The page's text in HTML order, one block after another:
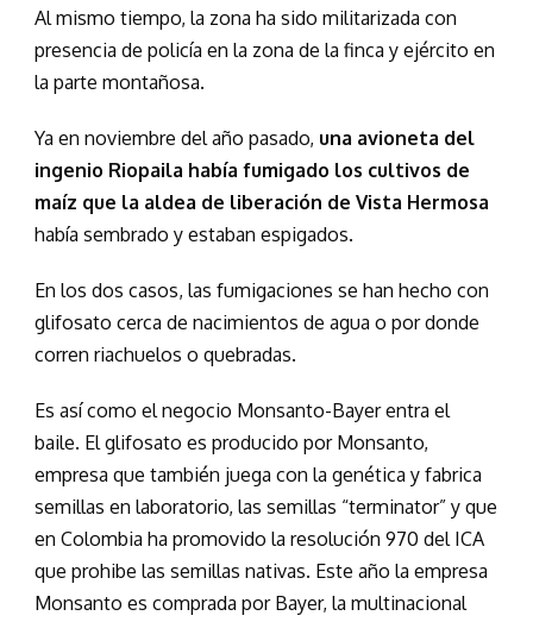
Al mismo tiempo, la zona ha sido militarizada con
presencia de policía en la zona de la finca y ejército en
la parte montañosa.
Ya en noviembre del año pasado, una avioneta del
ingenio Riopaila había fumigado los cultivos de
maíz que la aldea de liberación de Vista Hermosa
había sembrado y estaban espigados.
En los dos casos, las fumigaciones se han hecho con
glifosato cerca de nacimientos de agua o por donde
corren riachuelos o quebradas.
Es así como el negocio Monsanto-Bayer entra el
baile. El glifosato es producido por Monsanto,
empresa que también juega con la genética y fabrica
semillas en laboratorio, las semillas “terminator” y que
en Colombia ha promovido la resolución 970 del ICA
que prohibe las semillas nativas. Este año la empresa
Monsanto es comprada por Bayer, la multinacional